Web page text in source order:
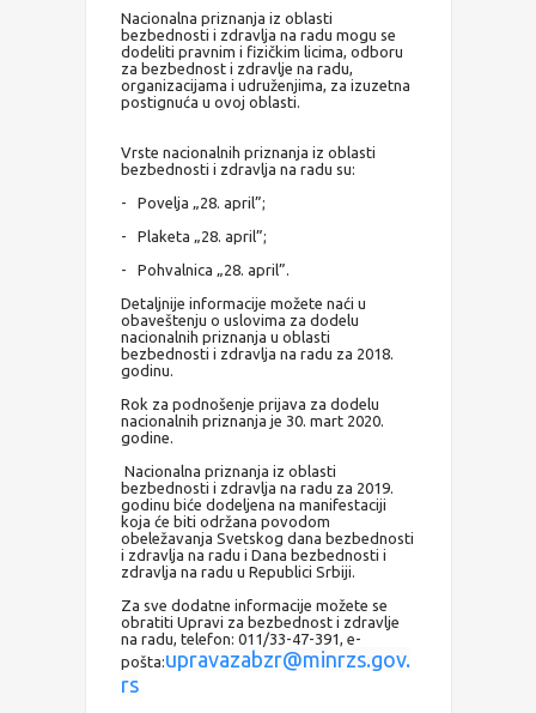
Nacionalna priznanja iz oblasti
bezbednosti i zdravlja na radu mogu se
dodeliti pravnim i fizičkim licima, odboru
za bezbednost i zdravlje na radu,
organizacijama i udruženjima, za izuzetna
postignuća u ovoj oblasti.
Vrste nacionalnih priznanja iz oblasti
bezbednosti i zdravlja na radu su:
- Povelja „28. april”;
- Plaketa „28. april”;
- Pohvalnica „28. april”.
Detaljnije informacije možete naći u
obaveštenju o uslovima za dodelu
nacionalnih priznanja u oblasti
bezbednosti i zdravlja na radu za 2018.
godinu.
Rok za podnošenje prijava za dodelu
nacionalnih priznanja je 30. mart 2020.
godine.
Nacionalna priznanja iz oblasti
bezbednosti i zdravlja na radu za 2019.
godinu biće dodeljena na manifestaciji
koja će biti održana povodom
obeležavanja Svetskog dana bezbednosti
i zdravlja na radu i Dana bezbednosti i
zdravlja na radu u Republici Srbiji.
Za sve dodatne informacije možete se
obratiti Upravi za bezbednost i zdravlje
na radu, telefon: 011/33-47-391, e-
pošta:upravazabzr@minrzs.gov.
rs